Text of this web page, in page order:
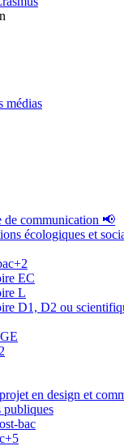
médias
de communication 📢
écologiques et
EC
L
D1, D2 ou
en design et
publiques
bac